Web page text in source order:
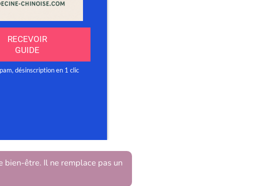
bien-être. Il ne remplace pas un